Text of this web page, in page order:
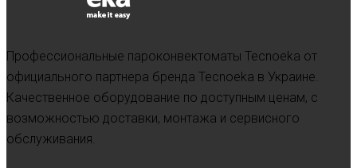
Профессиональные пароконвектоматы Tecnoeka от
официального партнера бренда Tecnoeka в Украине.
Качественное оборудование по доступным ценам, с
возможностью доставки, монтажа и сервисного
обслуживания.